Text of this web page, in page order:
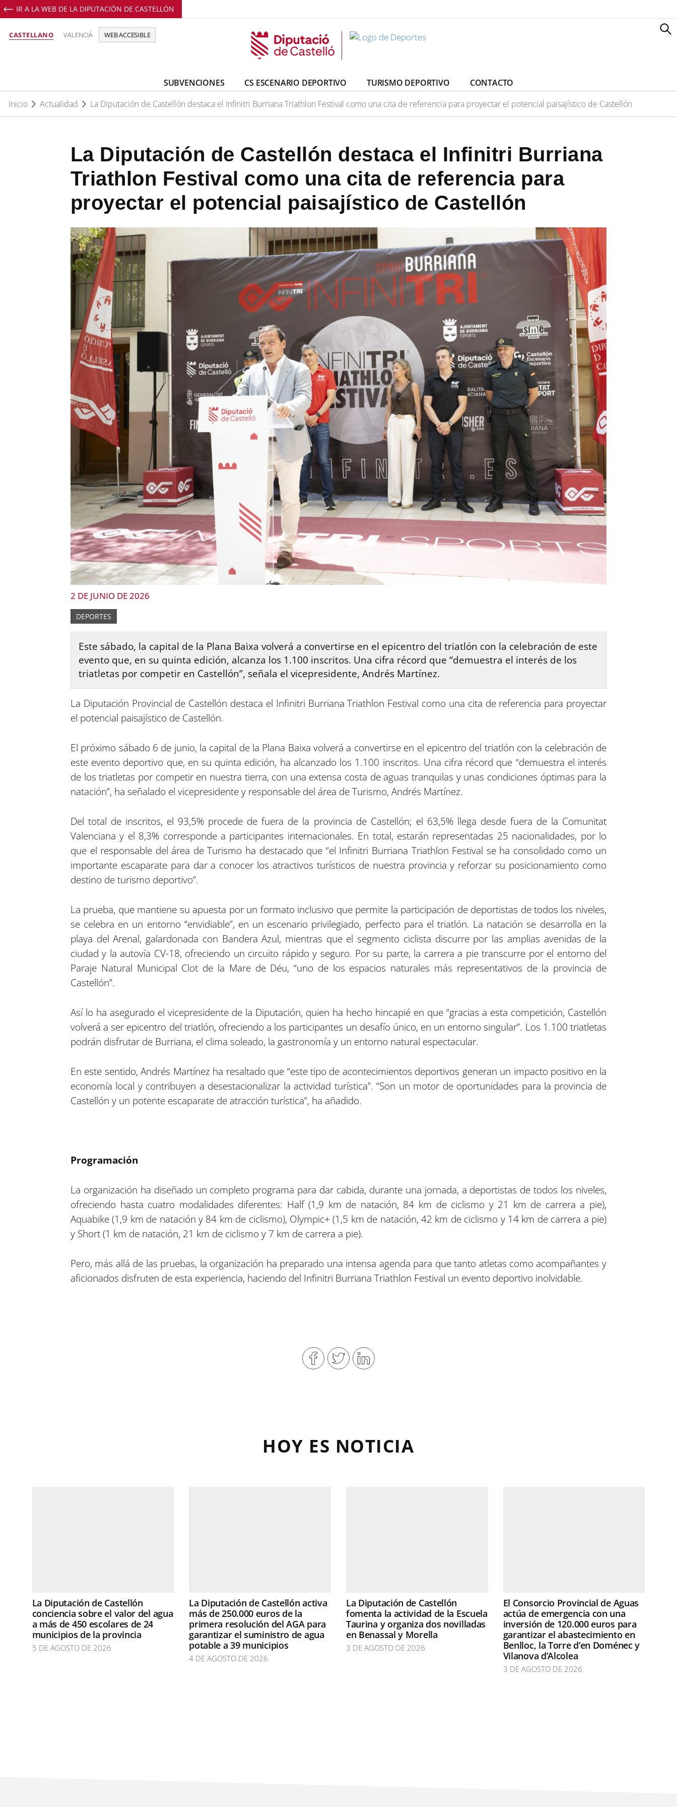
IR A LA WEB DE LA DIPUTACIÓN DE CASTELLÓN
CASTELLANO VALENCIÀ WEB ACCESIBLE
SUBVENCIONES CS ESCENARIO DEPORTIVO TURISMO DEPORTIVO
CONTACTO
Inicio
Actualidad La Diputación de Castellón destaca el Infinitri Burriana Triathlon Festival como una cita de referencia para proyectar el potencial paisajístico de Castellón
La Diputación de Castellón destaca el Infinitri Burriana
Triathlon Festival como una cita de referencia para
proyectar el potencial paisajístico de Castellón
2 DE JUNIO DE 2026
DEPORTES
Este sábado, la capital de la Plana Baixa volverá a convertirse en el epicentro del triatlón con la celebración de este
evento que, en su quinta edición, alcanza los 1.100 inscritos. Una cifra récord que “demuestra el interés de los
triatletas por competir en Castellón”, señala el vicepresidente, Andrés Martínez.
La Diputación Provincial de Castellón destaca el Infinitri Burriana Triathlon Festival como una cita de referencia para proyectar
el potencial paisajístico de Castellón.
El próximo sábado 6 de junio, la capital de la Plana Baixa volverá a convertirse en el epicentro del triatlón con la celebración de
este evento deportivo que, en su quinta edición, ha alcanzado los 1.100 inscritos. Una cifra récord que “demuestra el interés
de los triatletas por competir en nuestra tierra, con una extensa costa de aguas tranquilas y unas condiciones óptimas para la
natación”, ha señalado el vicepresidente y responsable del área de Turismo, Andrés Martínez.
Del total de inscritos, el 93,5% procede de fuera de la provincia de Castellón; el 63,5% llega desde fuera de la Comunitat
Valenciana y el 8,3% corresponde a participantes internacionales. En total, estarán representadas 25 nacionalidades, por lo
que el responsable del área de Turismo ha destacado que “el Infinitri Burriana Triathlon Festival se ha consolidado como un
importante escaparate para dar a conocer los atractivos turísticos de nuestra provincia y reforzar su posicionamiento como
destino de turismo deportivo”.
La prueba, que mantiene su apuesta por un formato inclusivo que permite la participación de deportistas de todos los niveles,
se celebra en un entorno “envidiable”, en un escenario privilegiado, perfecto para el triatlón. La natación se desarrolla en la
playa del Arenal, galardonada con Bandera Azul, mientras que el segmento ciclista discurre por las amplias avenidas de la
ciudad y la autovía CV-18, ofreciendo un circuito rápido y seguro. Por su parte, la carrera a pie transcurre por el entorno del
Paraje Natural Municipal Clot de la Mare de Déu, “uno de los espacios naturales más representativos de la provincia de
Castellón”.
Así lo ha asegurado el vicepresidente de la Diputación, quien ha hecho hincapié en que “gracias a esta competición, Castellón
volverá a ser epicentro del triatlón, ofreciendo a los participantes un desafío único, en un entorno singular”. Los 1.100 triatletas
podrán disfrutar de Burriana, el clima soleado, la gastronomía y un entorno natural espectacular.
En este sentido, Andrés Martínez ha resaltado que “este tipo de acontecimientos deportivos generan un impacto positivo en la
economía local y contribuyen a desestacionalizar la actividad turística”. “Son un motor de oportunidades para la provincia de
Castellón y un potente escaparate de atracción turística”, ha añadido.
Programación
La organización ha diseñado un completo programa para dar cabida, durante una jornada, a deportistas de todos los niveles,
ofreciendo hasta cuatro modalidades diferentes: Half (1,9 km de natación, 84 km de ciclismo y 21 km de carrera a pie),
Aquabike (1,9 km de natación y 84 km de ciclismo), Olympic+ (1,5 km de natación, 42 km de ciclismo y 14 km de carrera a pie)
y Short (1 km de natación, 21 km de ciclismo y 7 km de carrera a pie).
Pero, más allá de las pruebas, la organización ha preparado una intensa agenda para que tanto atletas como acompañantes y
aficionados disfruten de esta experiencia, haciendo del Infinitri Burriana Triathlon Festival un evento deportivo inolvidable.
HOY ES NOTICIA
La Diputación de Castellón
conciencia sobre el valor del agua
a más de 450 escolares de 24
municipios de la provincia
5 DE AGOSTO DE 2026
La Diputación de Castellón activa
más de 250.000 euros de la
primera resolución del AGA para
garantizar el suministro de agua
potable a 39 municipios
4 DE AGOSTO DE 2026
La Diputación de Castellón
fomenta la actividad de la Escuela
Taurina y organiza dos novilladas
en Benassal y Morella
3 DE AGOSTO DE 2026
El Consorcio Provincial de Aguas
actúa de emergencia con una
inversión de 120.000 euros para
garantizar el abastecimiento en
Benlloc, la Torre d’en Doménec y
Vilanova d’Alcolea
3 DE AGOSTO DE 2026